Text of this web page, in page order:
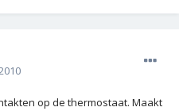
op de thermostaat. Maakt